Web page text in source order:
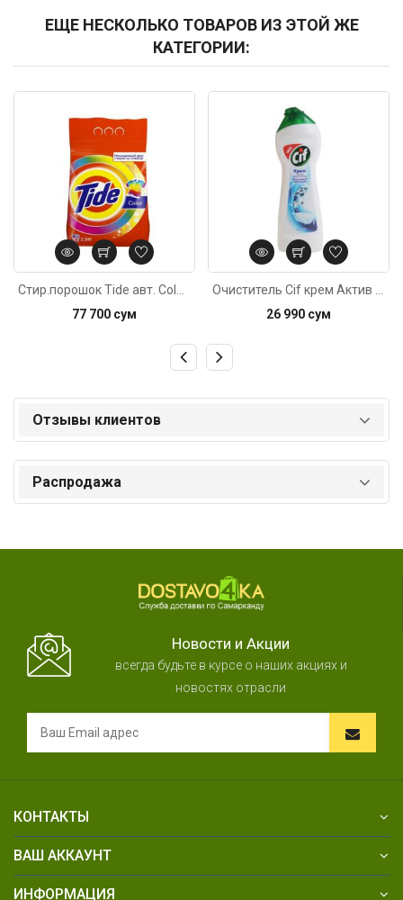
ЕЩЕ НЕСКОЛЬКО ТОВАРОВ ИЗ ЭТОЙ ЖЕ
КАТЕГОРИИ:
77 700 сум
26 990 сум
Отзывы клиентов
Распродажа
Новости и Акции
всегда будьте в курсе о наших акциях и
новостях отрасли
КОНТАКТЫ
ВАШ АККАУНТ
ИНФОРМАЦИЯ